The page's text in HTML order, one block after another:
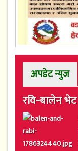
अपडेट न्युज
रवि-बालेन भेट